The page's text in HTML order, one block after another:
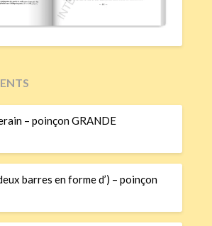
– poinçon GRANDE
barres en forme d’) – poinçon